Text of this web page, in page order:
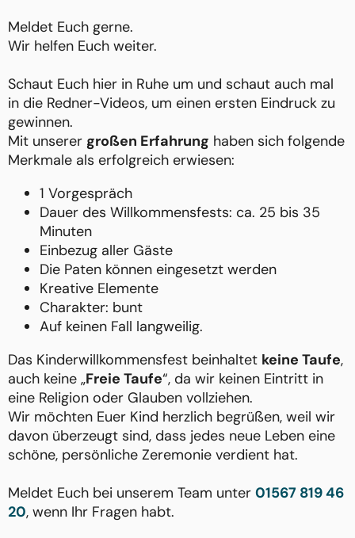
Meldet Euch gerne.
Wir helfen Euch weiter.
Schaut Euch hier in Ruhe um und schaut auch mal
in die Redner-Videos, um einen ersten Eindruck zu
gewinnen.
Mit unserer großen Erfahrung haben sich folgende
Merkmale als erfolgreich erwiesen:
1 Vorgespräch
Dauer des Willkommensfests: ca. 25 bis 35
Minuten
Einbezug aller Gäste
Die Paten können eingesetzt werden
Kreative Elemente
Charakter: bunt
Auf keinen Fall langweilig.
Das Kinderwillkommensfest beinhaltet keine Taufe,
auch keine „Freie Taufe“, da wir keinen Eintritt in
eine Religion oder Glauben vollziehen.
Wir möchten Euer Kind herzlich begrüßen, weil wir
davon überzeugt sind, dass jedes neue Leben eine
schöne, persönliche Zeremonie verdient hat.
Meldet Euch bei unserem Team unter 01567 819 46
20, wenn Ihr Fragen habt.